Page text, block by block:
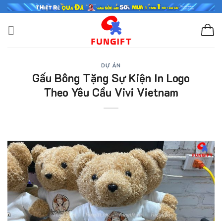
Skip
content
DỰ ÁN
Gấu Bông Tặng Sự Kiện In Logo
Theo Yêu Cầu Vivi Vietnam